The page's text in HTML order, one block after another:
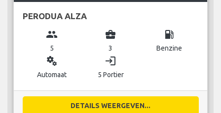
PERODUA ALZA
group
5
business_center
3
local_gas_station
Benzine
miscellaneous_services
Automaat
login
5 Portier
DETAILS WEERGEVEN...